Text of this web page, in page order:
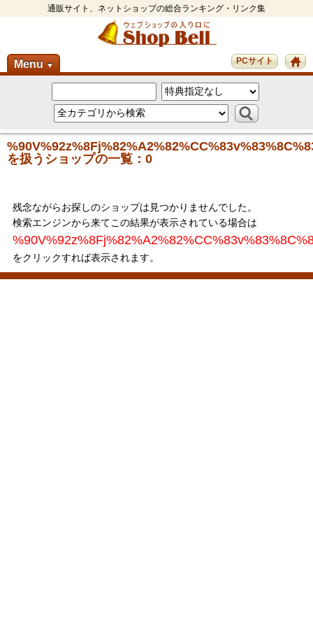
通販サイト、ネットショップの総合ランキング・リンク集
Menu ▼ PCサイト
を扱うショップの一覧：0
残念ながらお探しのショップは見つかりませんでした。
検索エンジンから来てこの結果が表示されている場合は
をクリックすれば表示されます。